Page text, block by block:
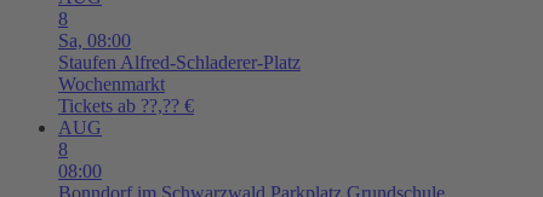
8
Sa, 08:00
Staufen Alfred-Schladerer-Platz
Wochenmarkt
Tickets ab ??,?? €
AUG
8
08:00
Bonndorf im Schwarzwald Parkplatz Grundschule